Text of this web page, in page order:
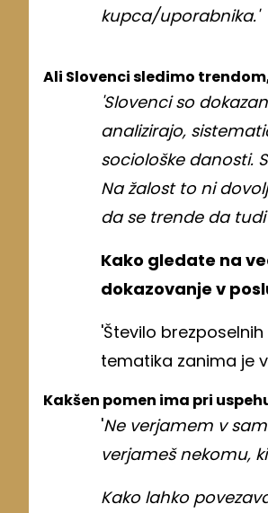
kupca/uporabnika.'
Ali Slovenci sledimo
'Slovenci so
analizirajo,
sociološke danosti.
Na žalost to ni
da se trende da
Kako gledate na
dokazovanje v
'Število
tematika zanima je
Kakšen pomen ima pri
'Ne verjamem v
verjameš nekomu,
Kako lahko